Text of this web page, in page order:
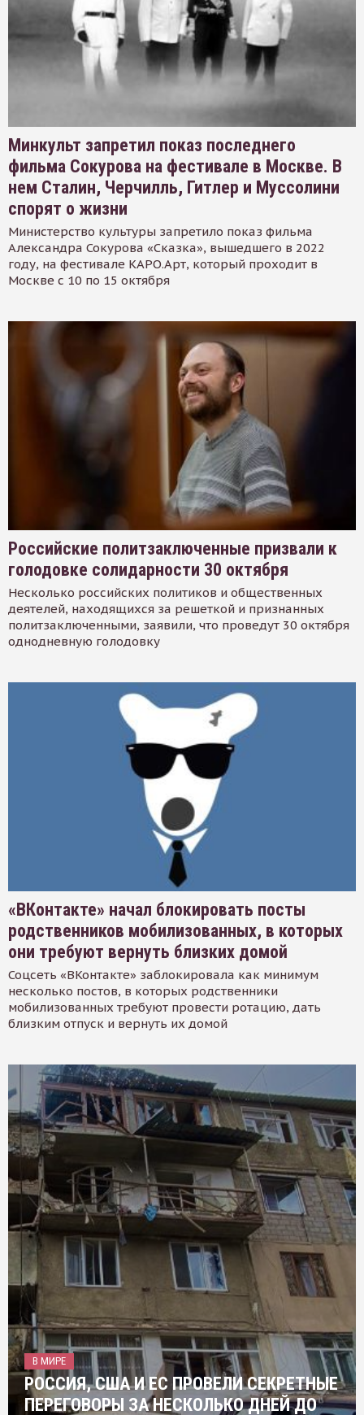
Минкульт запретил показ последнего
фильма Сокурова на фестивале в Москве. В
нем Сталин, Черчилль, Гитлер и Муссолини
спорят о жизни
Министерство культуры запретило показ фильма
Александра Сокурова «Сказка», вышедшего в 2022
году, на фестивале КАРО.Арт, который проходит в
Москве с 10 по 15 октября
Российские политзаключенные призвали к
голодовке солидарности 30 октября
Несколько российских политиков и общественных
деятелей, находящихся за решеткой и признанных
политзаключенными, заявили, что проведут 30 октября
однодневную голодовку
«ВКонтакте» начал блокировать посты
родственников мобилизованных, в которых
они требуют вернуть близких домой
Соцсеть «ВКонтакте» заблокировала как минимум
несколько постов, в которых родственники
мобилизованных требуют провести ротацию, дать
близким отпуск и вернуть их домой
В МИРЕ
РОССИЯ, США И ЕС ПРОВЕЛИ СЕКРЕТНЫЕ
ПЕРЕГОВОРЫ ЗА НЕСКОЛЬКО ДНЕЙ ДО